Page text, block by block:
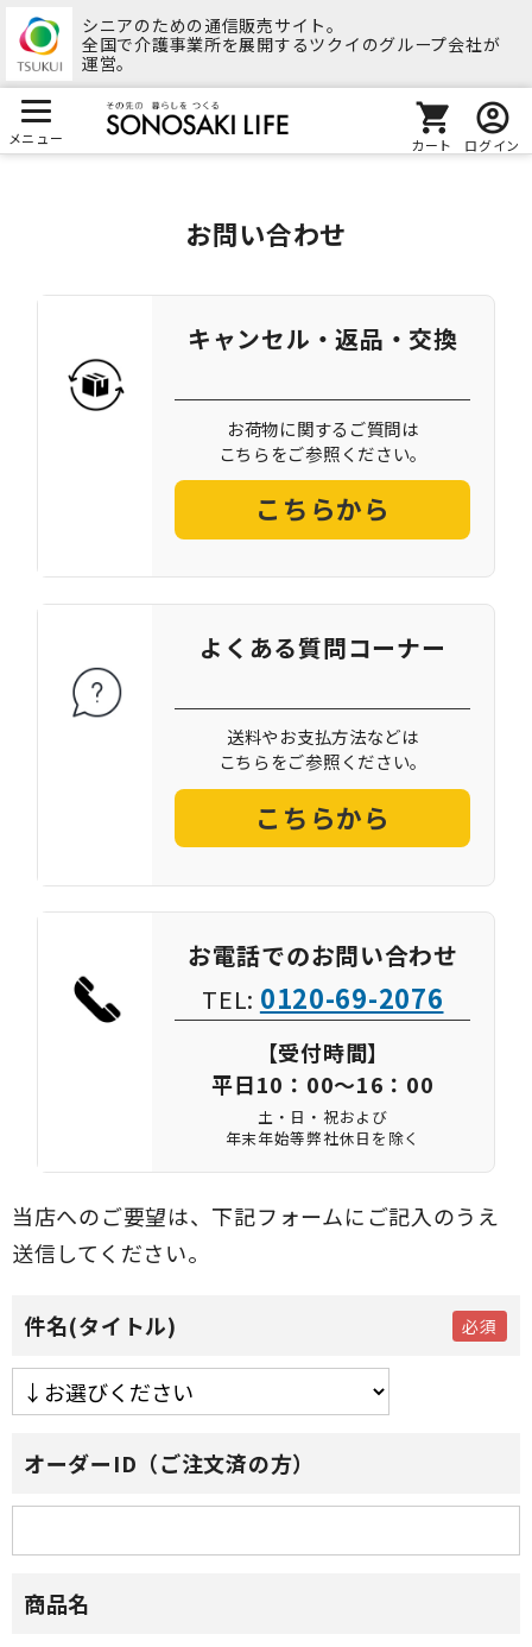
シニアのための通信販売サイト。
全国で介護事業所を展開するツクイのグループ会社が
運営。
メニュー カート ログイン
お問い合わせ
キャンセル・返品・交換
お荷物に関するご質問は
こちらをご参照ください。
こちらから
よくある質問コーナー
送料やお支払方法などは
こちらをご参照ください。
こちらから
お電話でのお問い合わせ
TEL: 0120-69-2076
【受付時間】
平日10：00～16：00
土・日・祝および
年末年始等弊社休日を除く
当店へのご要望は、下記フォームにご記入のうえ
送信してください。
件名(タイトル)
商品名